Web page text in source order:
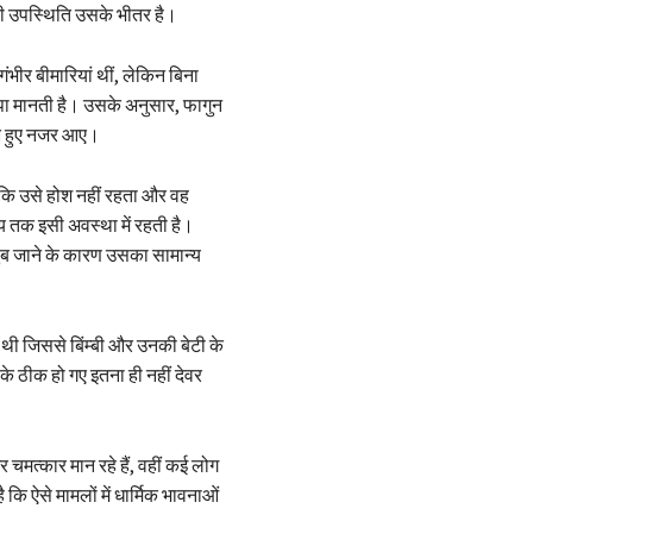
उसके भीतर है।
बीमारियां थीं, लेकिन बिना
मानती है। उसके अनुसार, फागुन
हुए नजर आए।
उसे होश नहीं रहता और वह
तक इसी अवस्था में रहती है।
जाने के कारण उसका सामान्य
थी जिससे बिंम्बी और उनकी बेटी के
ठीक हो गए इतना ही नहीं देवर
मान रहे हैं, वहीं कई लोग
ऐसे मामलों में धार्मिक भावनाओं